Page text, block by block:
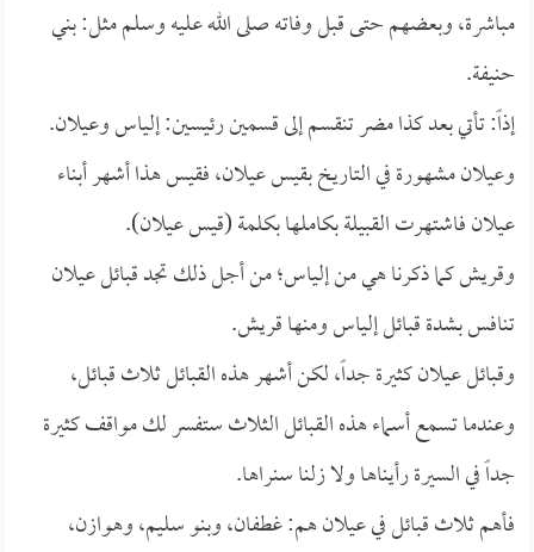
مباشرة، وبعضهم حتى قبل وفاته صلى الله عليه وسلم مثل: بني
حنيفة.
إذاً: تأتي بعد كذا مضر تنقسم إلى قسمين رئيسين: إلياس وعيلان.
وعيلان مشهورة في التاريخ بقيس عيلان، فقيس هذا أشهر أبناء
عيلان فاشتهرت القبيلة بكاملها بكلمة (قيس عيلان).
وقريش كما ذكرنا هي من إلياس؛ من أجل ذلك تجد قبائل عيلان
تنافس بشدة قبائل إلياس ومنها قريش.
وقبائل عيلان كثيرة جداً، لكن أشهر هذه القبائل ثلاث قبائل،
وعندما تسمع أسماء هذه القبائل الثلاث ستفسر لك مواقف كثيرة
جداً في السيرة رأيناها ولا زلنا سنراها.
فأهم ثلاث قبائل في عيلان هم: غطفان، وبنو سليم، وهوازن،